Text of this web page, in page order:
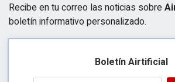
Recibe en tu correo las noticias sobre
boletín informativo personalizado.
Boletín Airtificial